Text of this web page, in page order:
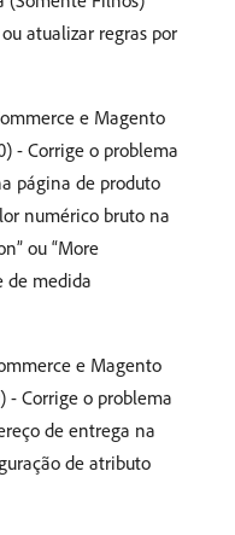
atualizar regras por
e Magento
- Corrige o problema
página de produto
numérico bruto na
ou “More
de medida
e Magento
- Corrige o problema
de entrega na
de atributo